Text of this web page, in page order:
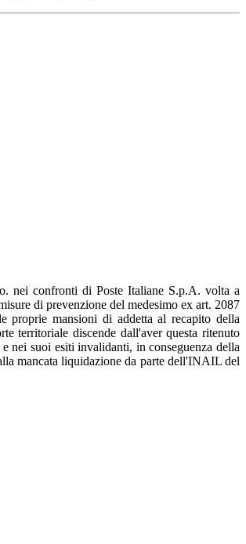
nei confronti di Poste Italiane S.p.A. volta a
di prevenzione del medesimo ex art. 2087
proprie mansioni di addetta al recapito della
territoriale discende dall'aver questa ritenuto
nei suoi esiti invalidanti, in conseguenza della
mancata liquidazione da parte dell'INAIL del